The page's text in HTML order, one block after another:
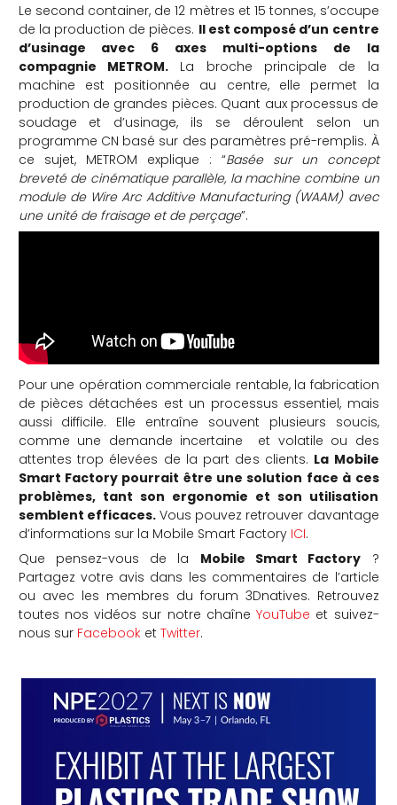
Le second container, de 12 mètres et 15 tonnes, s’occupe
de la production de pièces. Il est composé d’un centre
d’usinage avec 6 axes multi-options de la
compagnie METROM.La broche principale de la
machine est positionnée au centre, elle permet la
production de grandes pièces. Quant aux processus de
soudage et d’usinage, ils se déroulent selon un
programme CN basé sur des paramètres pré-remplis. À
ce sujet, METROM explique : “Basée sur un concept
breveté de cinématique parallèle, la machine combine un
module de Wire Arc Additive Manufacturing (WAAM) avec
une unité de fraisage et de perçage”.
Pour une opération commerciale rentable, la fabrication
de pièces détachées est un processus essentiel, mais
aussi difficile. Elle entraîne souvent plusieurs soucis,
comme une demande incertaine et volatile ou des
attentes trop élevées de la part des clients. La Mobile
Smart Factory pourrait être une solution face à ces
problèmes, tant son ergonomie et son utilisation
semblent efficaces.Vous pouvez retrouver davantage
d’informations sur la Mobile Smart Factory ICI.
Que pensez-vous de la Mobile Smart Factory ?
Partagez votre avis dans les commentaires de l’article
ou avec les membres du forum 3Dnatives. Retrouvez
toutes nos vidéos sur notre chaîne YouTube et suivez-
nous sur Facebooket Twitter.